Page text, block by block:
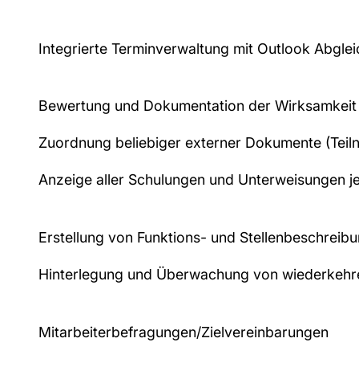
Integrierte Terminverwaltung mit Outlook
Bewertung und Dokumentation der Wirksamkeit
Zuordnung beliebiger externer Dokumente
Anzeige aller Schulungen und Unterweisungen
Erstellung von Funktions- und
Hinterlegung und Überwachung von
Mitarbeiterbefragungen/Zielvereinbarungen